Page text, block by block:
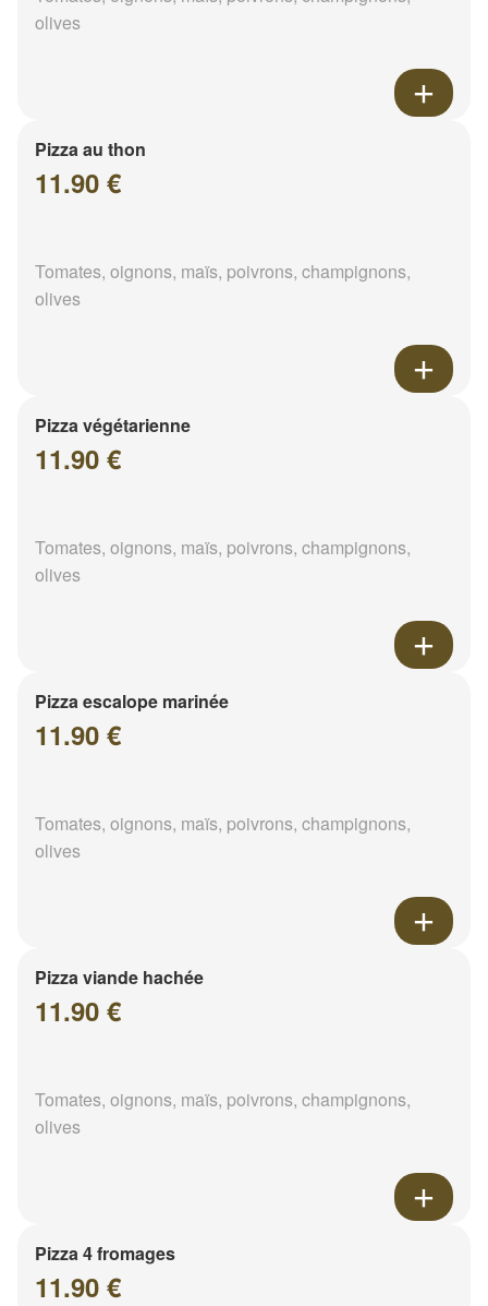
olives
Pizza au thon
11.90 €
Tomates, oignons, maïs, poivrons, champignons,
olives
Pizza végétarienne
11.90 €
Tomates, oignons, maïs, poivrons, champignons,
olives
Pizza escalope marinée
11.90 €
Tomates, oignons, maïs, poivrons, champignons,
olives
Pizza viande hachée
11.90 €
Tomates, oignons, maïs, poivrons, champignons,
olives
Pizza 4 fromages
11.90 €